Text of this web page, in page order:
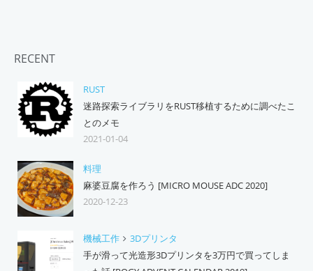
RECENT
RUST
迷路探索ライブラリをRUST移植するために調べたこ
とのメモ
2021-01-04
料理
麻婆豆腐を作ろう [MICRO MOUSE ADC 2020]
2020-12-23
機械工作
3Dプリンタ
手が滑って光造形3Dプリンタを3万円で買ってしま